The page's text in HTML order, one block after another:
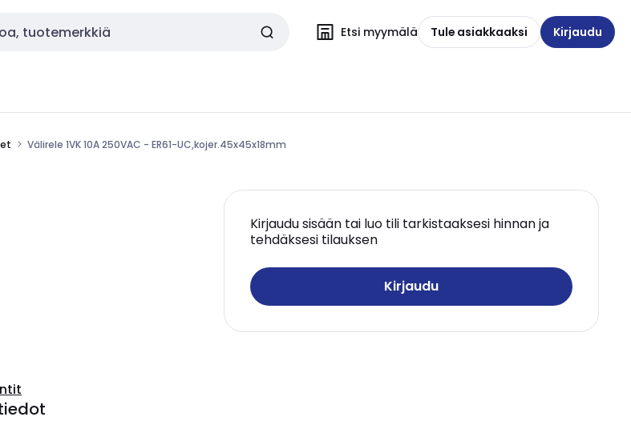
Etsi myymälä Tule asiakkaaksi Kirjaudu
Välirele 1VK 10A 250VAC - ER61-UC,kojer.45x45x18mm
Kirjaudu sisään tai luo tili tarkistaaksesi hinnan ja
tehdäksesi tilauksen
Kirjaudu